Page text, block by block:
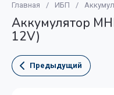
Главная / ИБП /
Аккумулятор
12V)
Предыдущий